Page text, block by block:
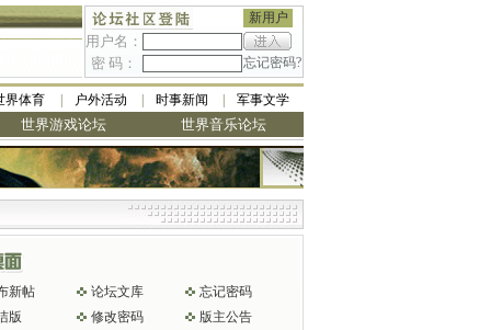
新用户
用户名：
密 码：
忘记密码?
界体育 户外活动 时事新闻 军事文学
世界游戏论坛 世界音乐论坛
新帖 论坛文库
忘记密码
版
修改密码 版主公告